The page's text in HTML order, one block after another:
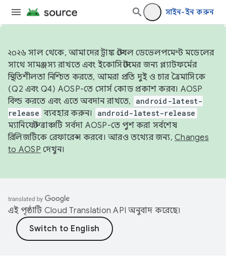
সাইন-ইন করুন
২০২৬ সাল থেকে, আমাদের ট্রাঙ্ক স্টেবল ডেভেলপমেন্ট মডেলের
সাথে সামঞ্জস্য রাখতে এবং ইকোসিস্টেমের জন্য প্ল্যাটফর্মের
স্থিতিশীলতা নিশ্চিত করতে, আমরা প্রতি দুই ও চার ত্রৈমাসিকে
(Q2 এবং Q4) AOSP-তে সোর্স কোড প্রকাশ করব। AOSP
বিল্ড করতে এবং এতে অবদান রাখতে,
android-latest-
release ব্যবহার করুন। android-latest-release
ম্যানিফেস্ট ব্রাঞ্চটি সর্বদা AOSP-তে পুশ করা সর্বশেষ
রিলিজটিকে রেফারেন্স করবে। আরও তথ্যের জন্য, Changes
to AOSP দেখুন।
এই পৃষ্ঠাটি Cloud Translation API অনুবাদ করেছে।